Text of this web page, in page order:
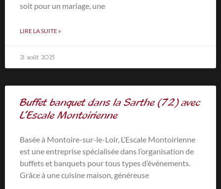
soit pour un mariage, une
LIRE LA SUITE »
21 août 2025
Buffet banquet dans la Sarthe (72) avec
L’Escale Montoirienne
Basée à Montoire-sur-le-Loir, L’Escale Montoirienne
est une entreprise spécialisée dans l’organisation de
buffets et banquets pour tous types d’événements.
Grâce à une cuisine maison, généreuse